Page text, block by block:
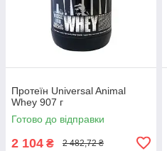
Протеїн Universal Animal
Whey 907 г
Готово до відправки
2 104 ₴ 2 482,72 ₴